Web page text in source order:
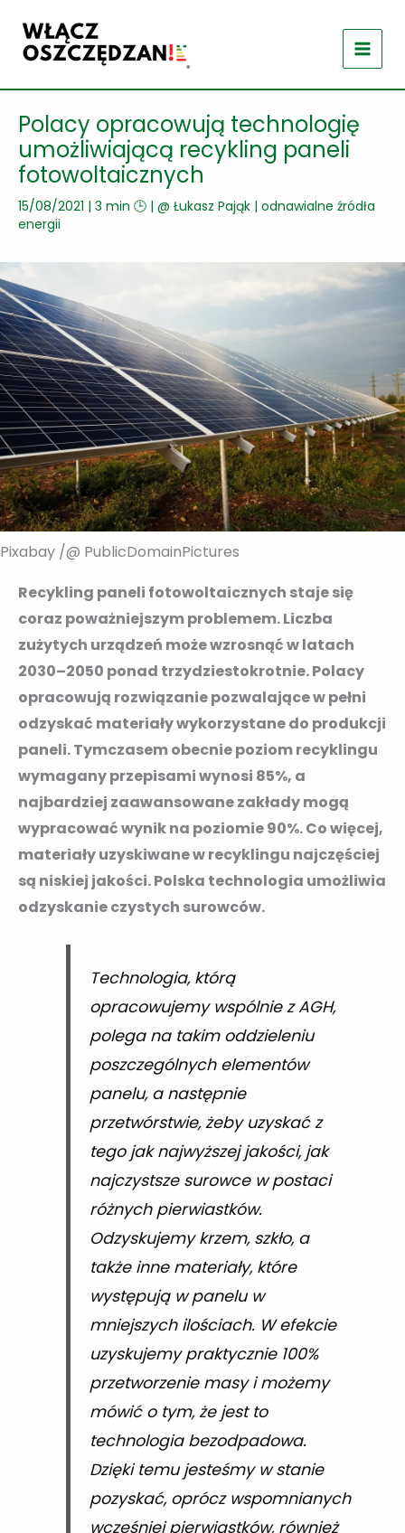
treści
Polacy opracowują technologię
umożliwiającą recykling paneli
fotowoltaicznych
15/08/2021 | 3 min 🕒 | @ Łukasz Pająk | odnawialne źródła
energii
Pixabay /@ PublicDomainPictures
Recykling paneli fotowoltaicznych staje się
coraz poważniejszym problemem. Liczba
zużytych urządzeń może wzrosnąć w latach
2030–2050 ponad trzydziestokrotnie. Polacy
opracowują rozwiązanie pozwalające w pełni
odzyskać materiały wykorzystane do produkcji
paneli. Tymczasem obecnie poziom recyklingu
wymagany przepisami wynosi 85%, a
najbardziej zaawansowane zakłady mogą
wypracować wynik na poziomie 90%. Co więcej,
materiały uzyskiwane w recyklingu najczęściej
są niskiej jakości. Polska technologia umożliwia
odzyskanie czystych surowców.
Technologia, którą
opracowujemy wspólnie z AGH,
polega na takim oddzieleniu
poszczególnych elementów
panelu, a następnie
przetwórstwie, żeby uzyskać z
tego jak najwyższej jakości, jak
najczystsze surowce w postaci
różnych pierwiastków.
Odzyskujemy krzem, szkło, a
także inne materiały, które
występują w panelu w
mniejszych ilościach. W efekcie
uzyskujemy praktycznie 100%
przetworzenie masy i możemy
mówić o tym, że jest to
technologia bezodpadowa.
Dzięki temu jesteśmy w stanie
pozyskać, oprócz wspomnianych
wcześniej pierwiastków, również